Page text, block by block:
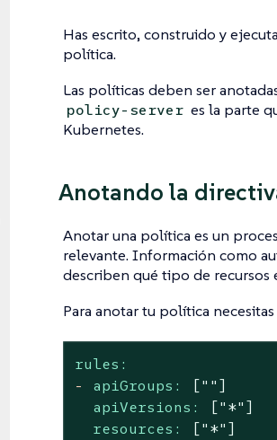
Has escrito, construido y
política.
Las políticas deben ser
policy-server es la parte
Kubernetes.
Anotando la
Anotar una política es un
relevante. Información como
describen qué tipo de recursos
Para anotar tu política
rules:
-
apiGroups:
[""]
apiVersions:
["*"]
resources:
["*"]